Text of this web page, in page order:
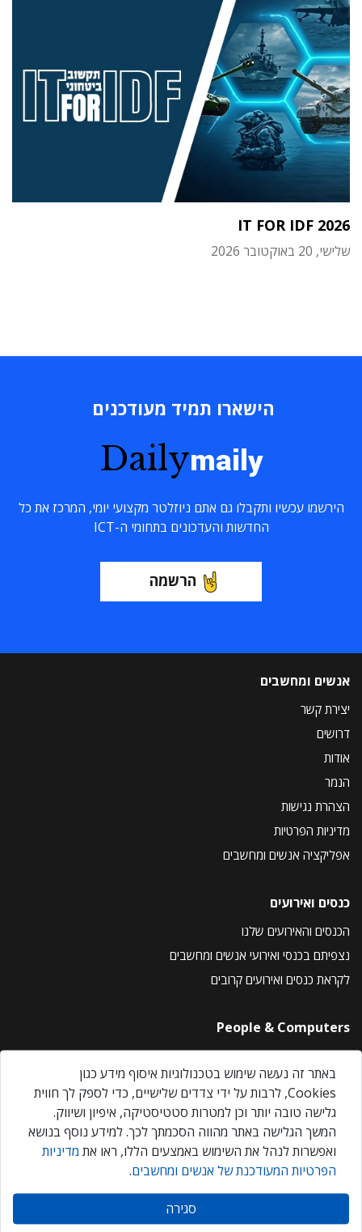
IT FOR IDF 2026
שלישי, 20 באוקטובר 2026
הישארו תמיד מעודכנים
Dailymaily
הירשמו עכשיו ותקבלו גם אתם ניוזלטר מקצועי יומי, המרכז את כל
החדשות והעדכונים בתחומי ה-ICT
הרשמה
אנשים ומחשבים
יצירת קשר
דרושים
אודות
הנמר
הצהרת נגישות
מדיניות הפרטיות
אפליקציה אנשים ומחשבים
כנסים ואירועים
הכנסים והאירועים שלנו
נצפיתם בכנסי ואירועי אנשים ומחשבים
לקראת כנסים ואירועים קרובים
People & Computers
About Us
Privacy Policy
Contact Us
Our Events
אנשים ומחשבים © 2026 – כל הזכויות שמורות
באתר זה נעשה שימוש בטכנולוגיות איסוף מידע כגון
Cookies, לרבות על ידי צדדים שלישיים, כדי לספק לך חווית
גלישה טובה יותר וכן למטרות סטטיסטיקה, איפיון ושיווק.
המשך הגלישה באתר מהווה הסכמתך לכך. למידע נוסף בנושא
ואפשרות לנהל את השימוש באמצעים הללו, ראו את מדיניות
הפרטיות המעודכנת של אנשים ומחשבים.
סגירה